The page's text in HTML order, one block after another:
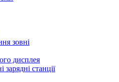
зовні
дисплея
зарядні станції